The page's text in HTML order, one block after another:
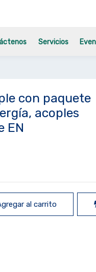
Servicios
con paquete
acoples
EN
al carrito